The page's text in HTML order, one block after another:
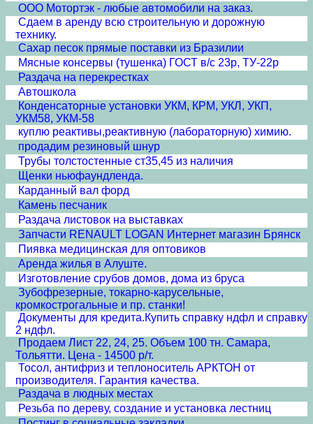
ООО Мотортэк - любые автомобили на заказ.
Сдаем в аренду всю строительную и дорожную
технику.
Сахар песок прямые поставки из Бразилии
Мясные консервы (тушенка) ГОСТ в/с 23р, ТУ-22р
Раздача на перекрестках
Автошкола
Конденсаторные установки УКМ, КРМ, УКЛ, УКП,
УКМ58, УКМ-58
куплю реактивы,реактивную (лабораторную) химию.
продадим резиновый шнур
Трубы толстостенные ст35,45 из наличия
Щенки ньюфаундленда.
Карданный вал форд
Камень песчаник
Раздача листовок на выставках
Запчасти RENAULT LOGAN Интернет магазин Брянск
Пиявка медицинская для оптовиков
Аренда жилья в Алуште.
Изготовление срубов домов, дома из бруса
Зубофрезерные, токарно-карусельные,
кромкострогальные и пр. станки!
Документы для кредита.Купить справку ндфл и справку
2 ндфл.
Продаем Лист 22, 24, 25. Объем 100 тн. Самара,
Тольятти. Цена - 14500 р/т.
Тосол, антифриз и теплоноситель АРКТОН от
производителя. Гарантия качества.
Раздача в людных местах
Резьба по дереву, создание и установка лестниц